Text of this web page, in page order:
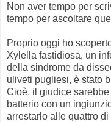
Non aver tempo per
tempo per ascoltare
Proprio oggi ho
Xylella fastidiosa, un
della sindrome da
uliveti pugliesi, è stato
Cioè, il giudice
batterio con un
arrestarlo alle quattro